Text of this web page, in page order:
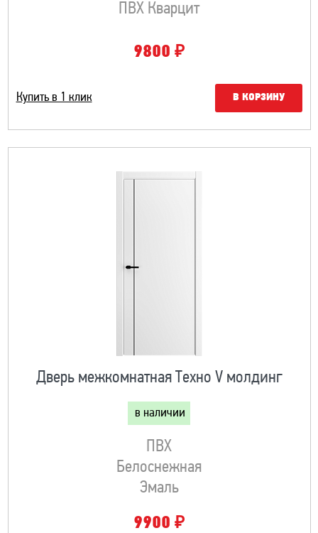
ПВХ Кварцит
9800 ₽
Купить в 1 клик В КОРЗИНУ
Дверь межкомнатная Техно V молдинг
в наличии
ПВХ
Белоснежная
Эмаль
9900 ₽